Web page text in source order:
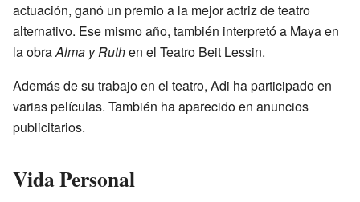
actuación, ganó un premio a la mejor actriz de teatro
alternativo. Ese mismo año, también interpretó a Maya en
la obraAlma y Ruthen el Teatro Beit Lessin.
Además de su trabajo en el teatro, Adi ha participado en
varias películas. También ha aparecido en anuncios
publicitarios.
Vida Personal